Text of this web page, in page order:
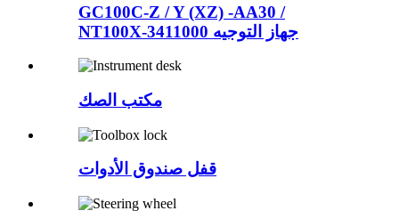
GC100C-Z / Y (XZ) -AA30 /
NT100X-3411000 جهاز التوجيه
مكتب الصك
قفل صندوق الأدوات